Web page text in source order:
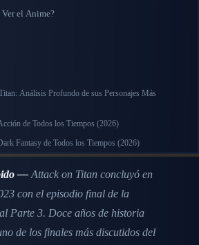
el Anime?
Análisis Profundo de sus Personajes Más
de Todos los Tiempos (2026)
Fantasy de Todos los Tiempos (2026)
— Attack on Titan concluyó en
con el episodio final de la
Parte 3. Doce años de historia
de los finales más discutidos del